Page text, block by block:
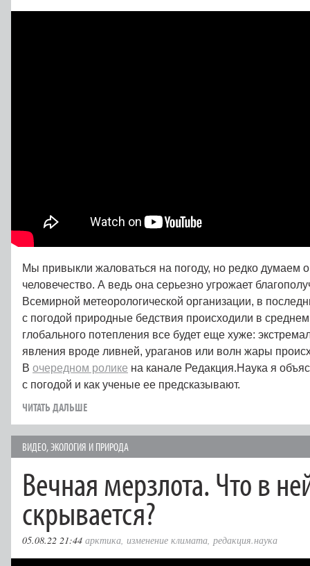
Мы привыкли жаловаться на погоду, но редко думаем
человечество. А ведь она серьезно угрожает
Всемирной метеорологической организации, в
с погодой природные бедствия происходили в
глобального потепления все будет еще хуже:
явления вроде ливней, ураганов или волн жары
В очередном ролике на канале Редакция.Наука я
с погодой и как ученые ее предсказывают.
ЧИТАТЬ ДАЛЬШЕ
ВИДЕО,ЭКОЛОГИЯ И ПРИРОДА
Вечная мерзлота. Что в
скрывается?
05.08.22 21:44 арктика, изменение климата, редакция.наука